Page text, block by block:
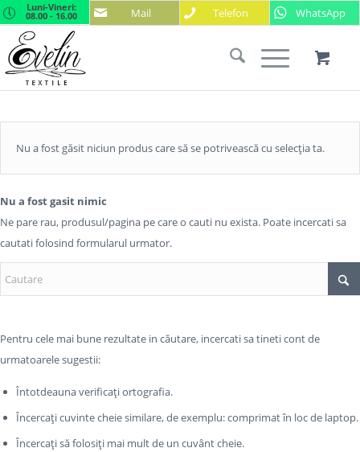
Mail Telefon WhatsApp
Luni-Vineri:
08.00 - 16.00
Nu a fost găsit niciun produs care să se potrivească cu selecția ta.
Nu a fost gasit nimic
Ne pare rau, produsul/pagina pe care o cauti nu exista. Poate incercati sa
cautati folosind formularul urmator.
Pentru cele mai bune rezultate in căutare, incercati sa tineti cont de
urmatoarele sugestii:
Întotdeauna verificați ortografia.
Încercați cuvinte cheie similare, de exemplu: comprimat în loc de laptop.
Încercați să folosiți mai mult de un cuvânt cheie.